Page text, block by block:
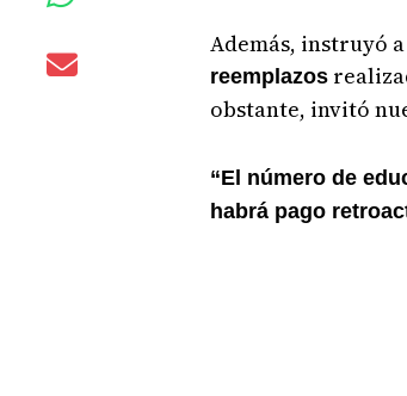
Además, instruyó
reemplazos
obstante, invitó
“El número de
habrá pago